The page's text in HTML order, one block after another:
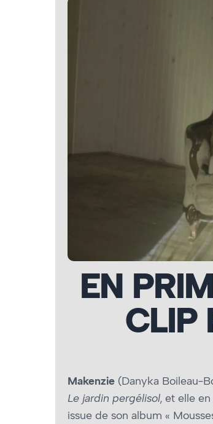
EN
CLIP
Makenzie (Danyka Boileau-
Le jardin pergélisol, et elle
issue de son album «